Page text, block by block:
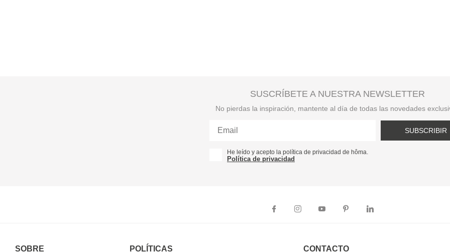
SUSCRÍBETE A NUESTRA NEWSLETTER
No pierdas la inspiración, mantente al día de todas las novedades
SUBSCRIBIR
He leído y acepto la política de privacidad de hôma.
Política de privacidad
SOBRE
POLÍTICAS CONTACTO